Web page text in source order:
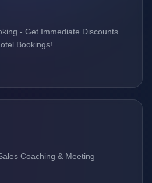
- Get Immediate Discounts
Bookings!
Coaching & Meeting